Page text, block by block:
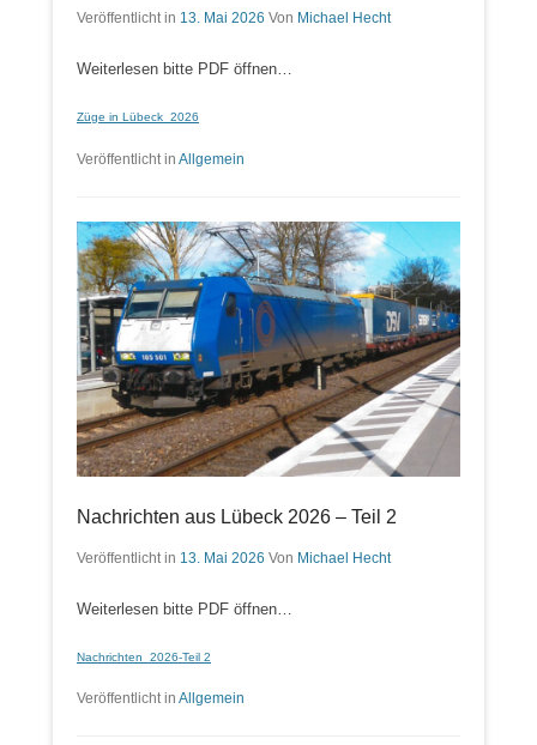
Veröffentlicht in 13. Mai 2026 Von Michael Hecht
Weiterlesen bitte PDF öffnen…
Züge in Lübeck_2026
Veröffentlicht in Allgemein
Nachrichten aus Lübeck 2026 – Teil 2
Veröffentlicht in 13. Mai 2026 Von Michael Hecht
Weiterlesen bitte PDF öffnen…
Nachrichten_2026-Teil 2
Veröffentlicht in Allgemein